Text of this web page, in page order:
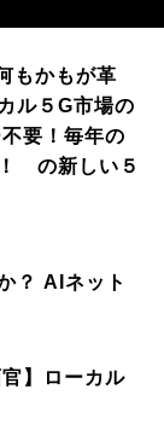
もかもが革
ル５G市場の
要！毎年の
の新しい５
？ AIネット
】ローカル